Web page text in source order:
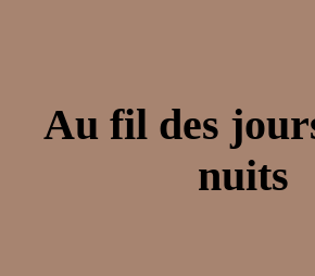
Au fil des
nuits